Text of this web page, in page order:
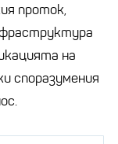
проток,
на
споразумения